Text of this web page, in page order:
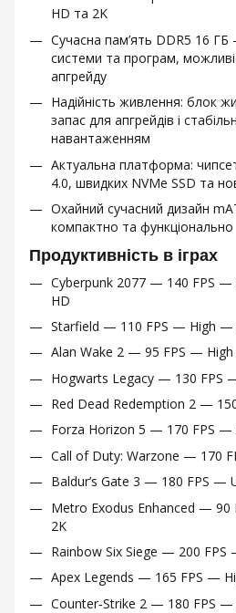
HD та 2K
Сучасна пам’ять DDR5 16
системи та програм,
апгрейду
Надійність живлення: блок
запас для апгрейдів і
навантаженням
Актуальна платформа:
4.0, швидких NVMe SSD та
Охайний сучасний дизайн
компактно та функціонально
Продуктивність в іграх
Cyberpunk 2077 — 140 FPS
HD
Starfield — 110 FPS — High —
Alan Wake 2 — 95 FPS —
Hogwarts Legacy — 130 FPS
Red Dead Redemption 2 —
Forza Horizon 5 — 170 FPS
Call of Duty: Warzone — 170
Baldur’s Gate 3 — 180 FPS —
Metro Exodus Enhanced —
2K
Rainbow Six Siege — 200
Apex Legends — 165 FPS —
Counter‑Strike 2 — 180 FPS